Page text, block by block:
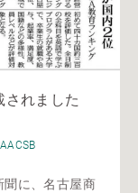
れました
に、名古屋商